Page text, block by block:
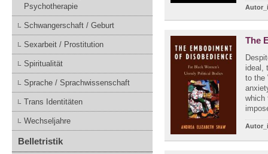
Psychotherapie
Schwangerschaft / Geburt
Sexarbeit / Prostitution
Spiritualität
Sprache / Sprachwissenschaft
Trans Identitäten
Wechseljahre
Belletristik
The
ideal,
to the
which